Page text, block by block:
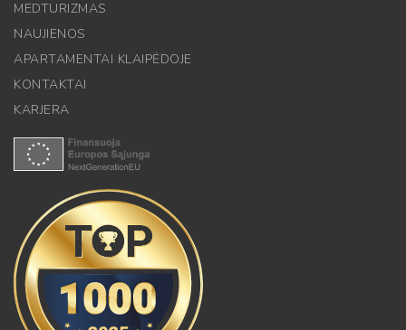
MEDTURIZMAS
NAUJIENOS
APARTAMENTAI KLAIPĖDOJE
KONTAKTAI
KARJERA